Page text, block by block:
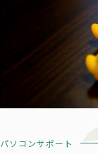
パソコンサポート